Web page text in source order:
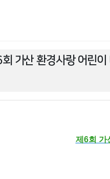
가산 환경사랑 어린
제6회 가